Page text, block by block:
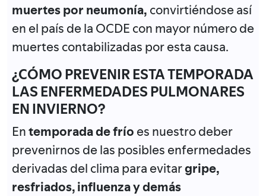
muertes por neumonía, convirtiéndose así
en el país de la OCDE con mayor número de
muertes contabilizadas por esta causa.
¿CÓMO PREVENIR ESTA TEMPORADA
LAS ENFERMEDADES PULMONARES
EN INVIERNO?
Entemporada de frío es nuestro deber
prevenirnos de las posibles enfermedades
derivadas del clima para evitargripe,
resfriados, influenza y demás